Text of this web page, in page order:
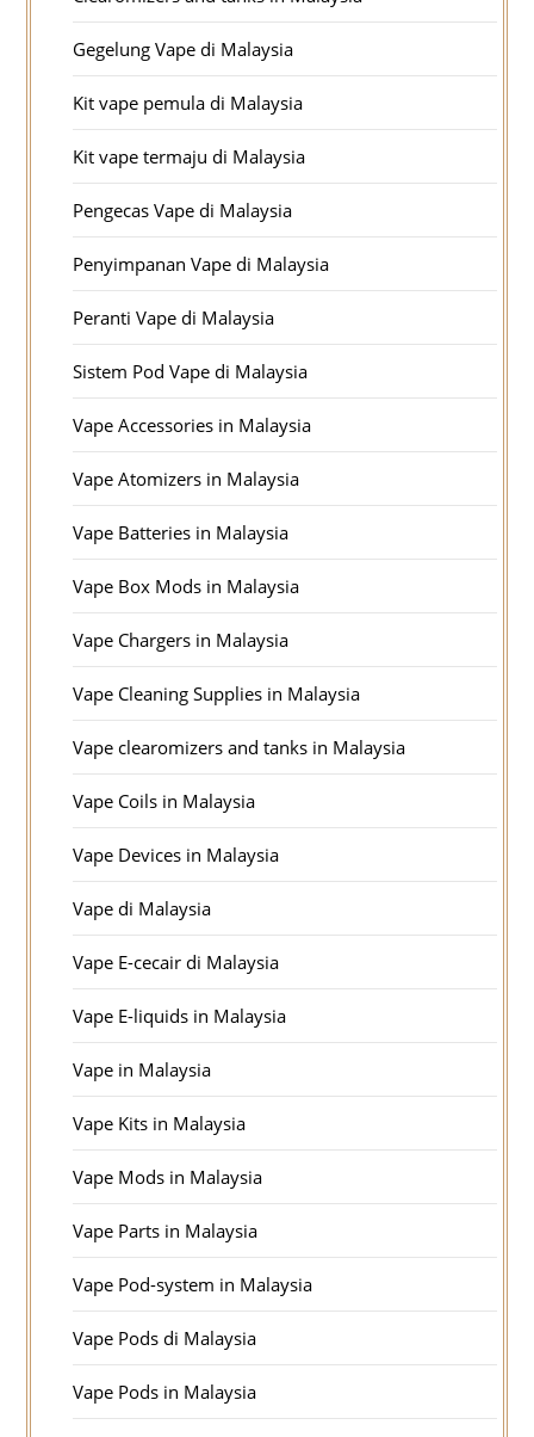
Gegelung Vape di Malaysia
Kit vape pemula di Malaysia
Kit vape termaju di Malaysia
Pengecas Vape di Malaysia
Penyimpanan Vape di Malaysia
Peranti Vape di Malaysia
Sistem Pod Vape di Malaysia
Vape Accessories in Malaysia
Vape Atomizers in Malaysia
Vape Batteries in Malaysia
Vape Box Mods in Malaysia
Vape Chargers in Malaysia
Vape Cleaning Supplies in Malaysia
Vape clearomizers and tanks in Malaysia
Vape Coils in Malaysia
Vape Devices in Malaysia
Vape di Malaysia
Vape E-cecair di Malaysia
Vape E-liquids in Malaysia
Vape in Malaysia
Vape Kits in Malaysia
Vape Mods in Malaysia
Vape Parts in Malaysia
Vape Pod-system in Malaysia
Vape Pods di Malaysia
Vape Pods in Malaysia